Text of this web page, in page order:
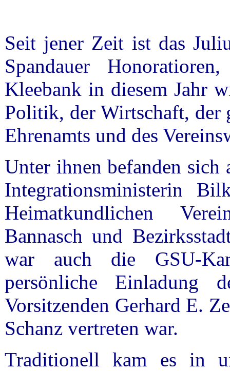
Seit jener Zeit ist das
Spandauer
Kleebank in diesem Jahr
Politik, der Wirtschaft, der
Ehrenamts und des
Unter ihnen befanden sich
Integrationsministerin
Heimatkundlichen
Bannasch und
war auch die GSU-
persönliche Einladung
Vorsitzenden Gerhard E.
Schanz vertreten war.
Traditionell kam es in